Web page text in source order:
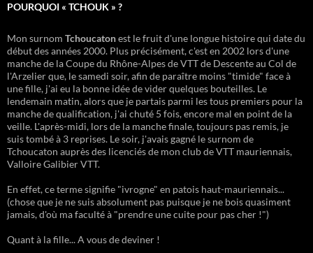
POURQUOI « TCHOUK » ?
Mon surnom Tchoucatonest le fruit d'une longue histoire qui date du
début des années 2000. Plus précisément, c'est en 2002 lors d'une
manche de la Coupe du Rhône-Alpes de VTT de Descente au Col de
l'Arzelier que, le samedi soir, afin de paraître moins "timide" face à
une fille, j'ai eu la bonne idée de vider quelques bouteilles. Le
lendemain matin, alors que je partais parmi les tous premiers pour la
manche de qualification, j'ai chuté 5 fois, encore mal en point de la
veille. L'après-midi, lors de la manche finale, toujours pas remis, je
suis tombé à 3 reprises. Le soir, j'avais gagné le surnom de
Tchoucaton auprès des licenciés de mon club de VTT mauriennais,
Valloire Galibier VTT.
En effet, ce terme signifie "ivrogne" en patois haut-mauriennais...
(chose que je ne suis absolument pas puisque je ne bois quasiment
jamais, d'où ma faculté à "prendre une cuite pour pas cher !")
Quant à la fille... A vous de deviner !